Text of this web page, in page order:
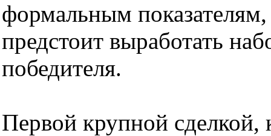
формальным
предстоит выработать
победителя.
Первой крупной сделкой,